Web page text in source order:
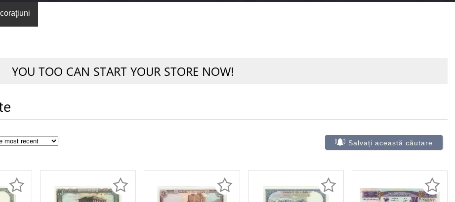
YOU TOO CAN START YOUR STORE NOW!
Salvați această căutare